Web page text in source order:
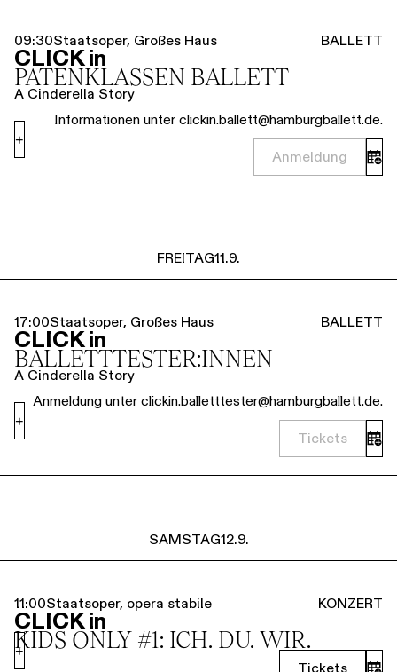
09:30Staatsoper, Großes Haus BALLETT
CLICK in
PATENKLASSEN BALLETT
A Cinderella Story
Informationen unter clickin.ballett@hamburgballett.de.
Anmeldung
+
FREITAG11.9.
17:00Staatsoper, Großes Haus BALLETT
CLICK in
BALLETT­TESTER:INNEN
A Cinderella Story
Anmeldung unter clickin.balletttester@hamburgballett.de.
Tickets
+
SAMSTAG12.9.
11:00Staatsoper, opera stabile KONZERT
CLICK in
KIDS ONLY #1: ICH. DU. WIR.
Tickets
+